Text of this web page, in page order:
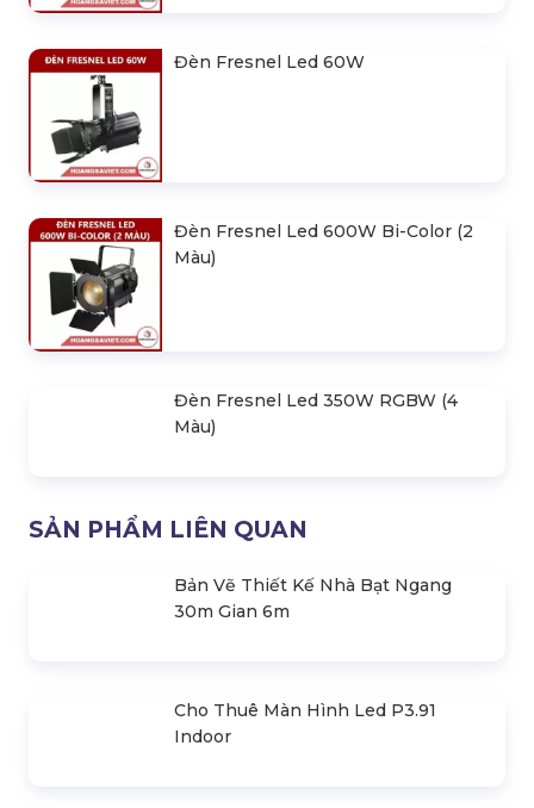
Đèn Fresnel Led 60W
Đèn Fresnel Led 600W Bi-Color (2
Màu)
Đèn Fresnel Led 350W RGBW (4
Màu)
SẢN PHẨM LIÊN QUAN